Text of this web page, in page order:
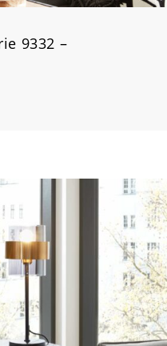
9332 –